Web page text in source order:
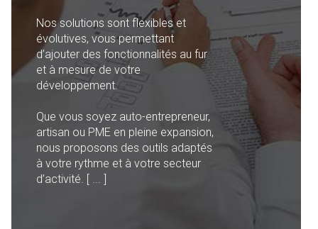
Nos solutions sont flexibles et
évolutives, vous permettant
d’ajouter des fonctionnalités au fur
et à mesure de votre
développement.
Que vous soyez auto-entrepreneur,
artisan ou PME en pleine expansion,
nous proposons des outils adaptés
à votre rythme et à votre secteur
d’activité. [ ... ]